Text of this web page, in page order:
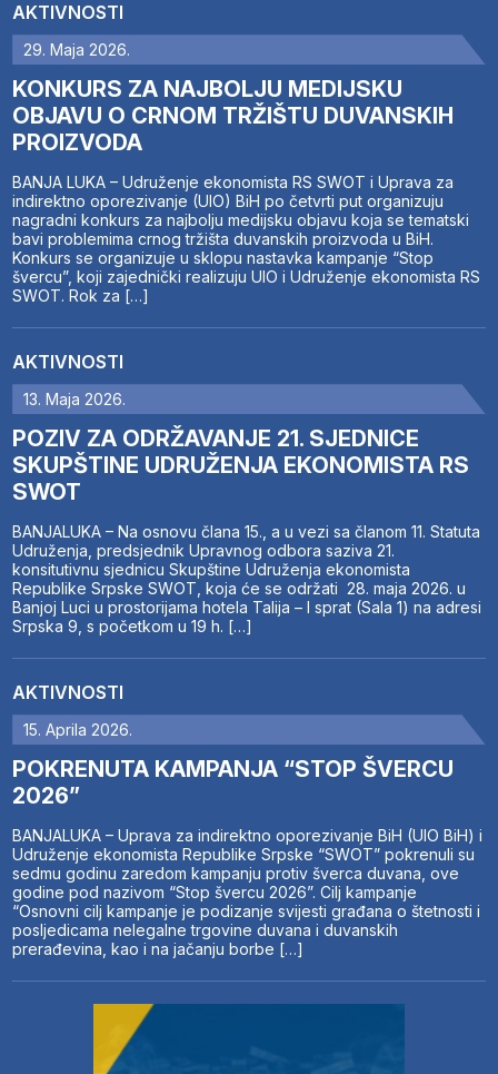
AKTIVNOSTI
29. Maja 2026.
KONKURS ZA NAJBOLJU MEDIJSKU
OBJAVU O CRNOM TRŽIŠTU DUVANSKIH
PROIZVODA
BANJA LUKA – Udruženje ekonomista RS SWOT i Uprava za
indirektno oporezivanje (UIO) BiH po četvrti put organizuju
nagradni konkurs za najbolju medijsku objavu koja se tematski
bavi problemima crnog tržišta duvanskih proizvoda u BiH.
Konkurs se organizuje u sklopu nastavka kampanje “Stop
švercu”, koji zajednički realizuju UIO i Udruženje ekonomista RS
SWOT. Rok za […]
AKTIVNOSTI
13. Maja 2026.
POZIV ZA ODRŽAVANJE 21. SJEDNICE
SKUPŠTINE UDRUŽENJA EKONOMISTA RS
SWOT
BANJALUKA – Na osnovu člana 15., a u vezi sa članom 11. Statuta
Udruženja, predsjednik Upravnog odbora saziva 21.
konsitutivnu sjednicu Skupštine Udruženja ekonomista
Republike Srpske SWOT, koja će se održati 28. maja 2026. u
Banjoj Luci u prostorijama hotela Talija – I sprat (Sala 1) na adresi
Srpska 9, s početkom u 19 h. […]
AKTIVNOSTI
15. Aprila 2026.
POKRENUTA KAMPANJA “STOP ŠVERCU
2026”
BANJALUKA – Uprava za indirektno oporezivanje BiH (UIO BiH) i
Udruženje ekonomista Republike Srpske “SWOT” pokrenuli su
sedmu godinu zaredom kampanju protiv šverca duvana, ove
godine pod nazivom “Stop švercu 2026”. Cilj kampanje
“Osnovni cilj kampanje je podizanje svijesti građana o štetnosti i
posljedicama nelegalne trgovine duvana i duvanskih
prerađevina, kao i na jačanju borbe […]